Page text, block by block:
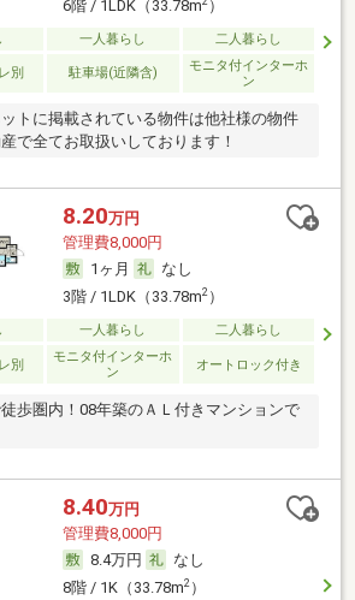
6階 / 1LDK（33.78m ）
一人暮らし 二人暮らし
別 駐車場(近隣含)
モニタ付インターホ
ン
トに掲載されている物件は他社様の物件
で全てお取扱いしております！
8.20万円
管理費8,000円
1ヶ月
なし
3階 / 1LDK（33.78m2）
一人暮らし 二人暮らし
別
モニタ付インターホ
ン
オートロック付き
歩圏内！08年築のＡＬ付きマンションで
8.40万円
管理費8,000円
8.4万円
なし
8階 / 1K（33.78m2）